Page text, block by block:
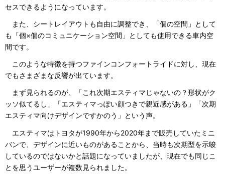
セスできるようになっています。
また、シートレイアウトも自由に調整でき、「個の空間」として
も「個×個のコミュニケーション空間」としても使用できる車内空
間です。
このような特徴を持つファインコンフォートライドに対し、現在
でもさまざまな反響が出ています。
まず見られるのが、「これ次期エスティマじゃないの？形状がク
ッソ似てるし」「エスティマっぽい顔つきで親近感がある」「次期
エスティマ向けデザインですかのう」という声。
エスティマはトヨタが1990年から2020年まで販売していたミニ
バンで、デザインに近いものがあることから、当時も次期型を示唆
しているのではないかと話題になっていましたが、現在でも同じこ
とを思うユーザーが複数見られました。